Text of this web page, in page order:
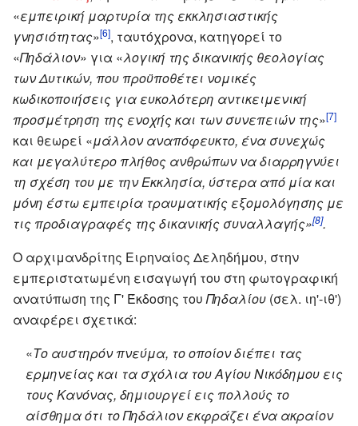
«εμπειρική μαρτυρία της εκκλησιαστικής
γνησιότητας»[6], ταυτόχρονα, κατηγορεί το
«Πηδάλιον» για «λογική της δικανικής θεολογίας
των Δυτικών, που προϋποθέτει νομικές
κωδικοποιήσεις για ευκολότερη αντικειμενική
προσμέτρηση της ενοχής και των συνεπειών της»[7]
και θεωρεί «μάλλον αναπόφευκτο, ένα συνεχώς
και μεγαλύτερο πλήθος ανθρώπων να διαρρηγνύει
τη σχέση του με την Εκκλησία, ύστερα από μία και
μόνη έστω εμπειρία τραυματικής εξομολόγησης με
τις προδιαγραφές της δικανικής συναλλαγής»[8].
O αρχιμανδρίτης Ειρηναίος Δεληδήμου, στην
εμπεριστατωμένη εισαγωγή του στη φωτογραφική
ανατύπωση της Γ' Έκδοσης τουΠηδαλίου (σελ. ιη'-ιθ')
αναφέρει σχετικά:
«Το αυστηρόν πνεύμα, το οποίον διέπει τας
ερμηνείας και τα σχόλια του Αγίου Νικόδημου εις
τους Κανόνας, δημιουργεί εις πολλούς το
αίσθημα ότι το Πηδάλιον εκφράζει ένα ακραίον